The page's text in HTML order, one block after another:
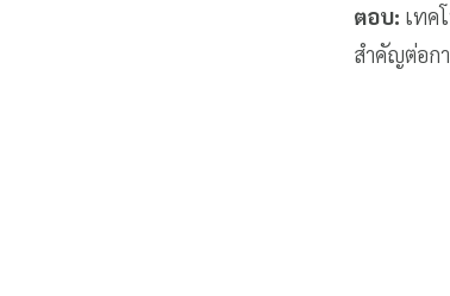
ตอบ: เทค
สำคัญต่อก